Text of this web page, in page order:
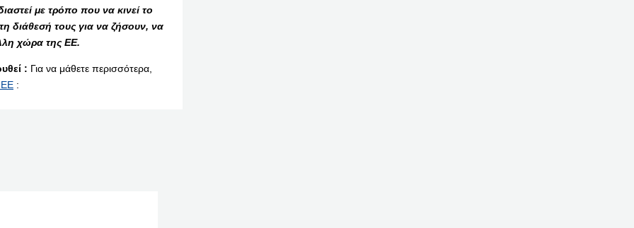
με τρόπο που να κινεί το
διάθεσή τους για να ζήσουν, να
χώρα της ΕΕ.
: Για να μάθετε περισσότερα,
ΕΕ :